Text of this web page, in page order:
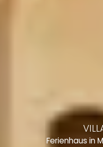
Ferienhaus in